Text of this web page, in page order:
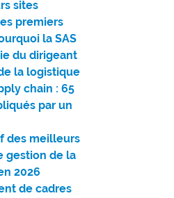
sites
premiers
la SAS
du dirigeant
la logistique
chain : 65
par un
des meilleurs
gestion de la
2026
de cadres